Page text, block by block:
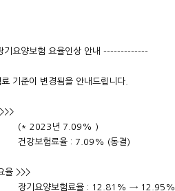
요양보험 요율인상 안내 -------------
기준이 변경됨을 안내드립니다.
7.09% )
: 7.09% (동결)
>>>
료율 : 12.81% → 12.95%